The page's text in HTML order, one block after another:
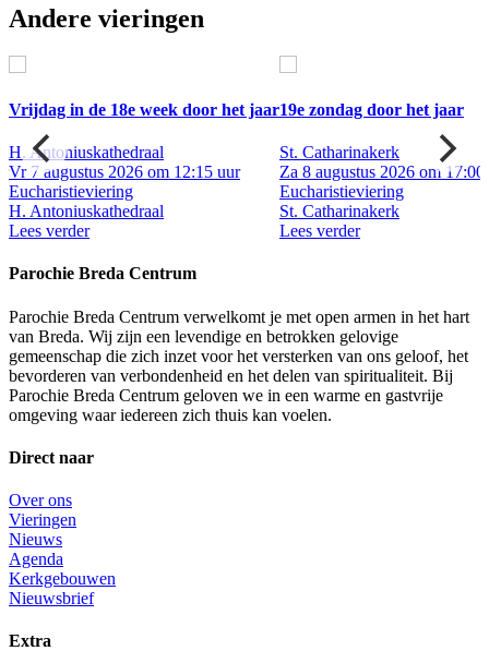
Andere vieringen
Vrijdag in de 18e week door het jaar
H. Antoniuskathedraal
Vr 7 augustus 2026 om 12:15 uur
Eucharistieviering
H. Antoniuskathedraal
Lees verder
19e zondag door het jaar
St. Catharinakerk
Za 8 augustus 2026 om 17:00
Eucharistieviering
St. Catharinakerk
Lees verder
Parochie Breda Centrum
Parochie Breda Centrum verwelkomt je met open armen in het hart
van Breda. Wij zijn een levendige en betrokken gelovige
gemeenschap die zich inzet voor het versterken van ons geloof, het
bevorderen van verbondenheid en het delen van spiritualiteit. Bij
Parochie Breda Centrum geloven we in een warme en gastvrije
omgeving waar iedereen zich thuis kan voelen.
Direct naar
Over ons
Vieringen
Nieuws
Agenda
Kerkgebouwen
Nieuwsbrief
Extra